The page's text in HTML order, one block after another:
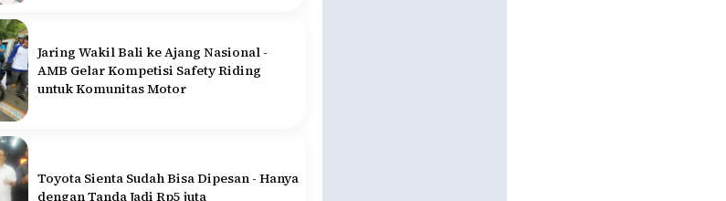
Jaring Wakil Bali ke Ajang Nasional -
AMB Gelar Kompetisi Safety Riding
untuk Komunitas Motor
Toyota Sienta Sudah Bisa Dipesan - Hanya
dengan Tanda Jadi Rp5 juta